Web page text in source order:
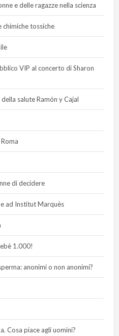
e delle ragazze nella scienza
tossiche
VIP al concerto di Sharon
salute Ramón y Cajal
di decidere
ad Institut Marquès
1.000!
anonimi o non anonimi?
Cosa piace agli uomini?